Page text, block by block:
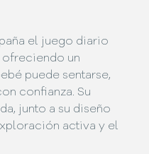
el juego diario
ofreciendo un
puede sentarse,
confianza. Su
junto a su diseño
activa y el